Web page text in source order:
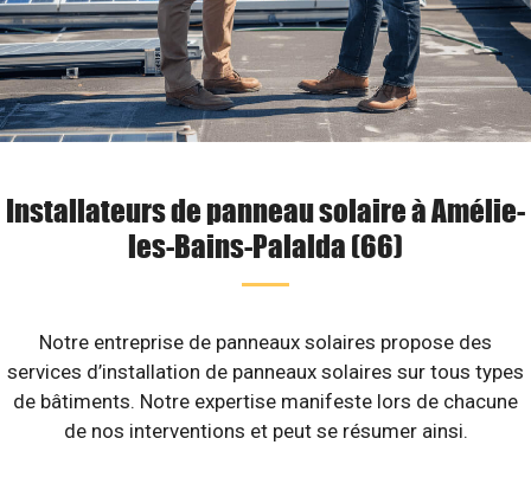
Installateurs de panneau solaire à Amélie-
les-Bains-Palalda (66)
Notre entreprise de panneaux solaires propose des
services d’installation de panneaux solaires sur tous types
de bâtiments. Notre expertise manifeste lors de chacune
de nos interventions et peut se résumer ainsi.